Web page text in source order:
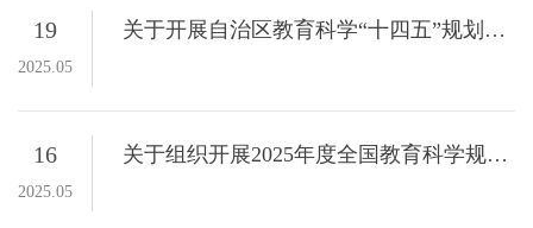
19
2025.05
关于开展自治区教育科学“十四五”规划2025年度一般课题申报工作的通知
16
2025.05
关于组织开展2025年度全国教育科学规划各类项目申报工作的通知